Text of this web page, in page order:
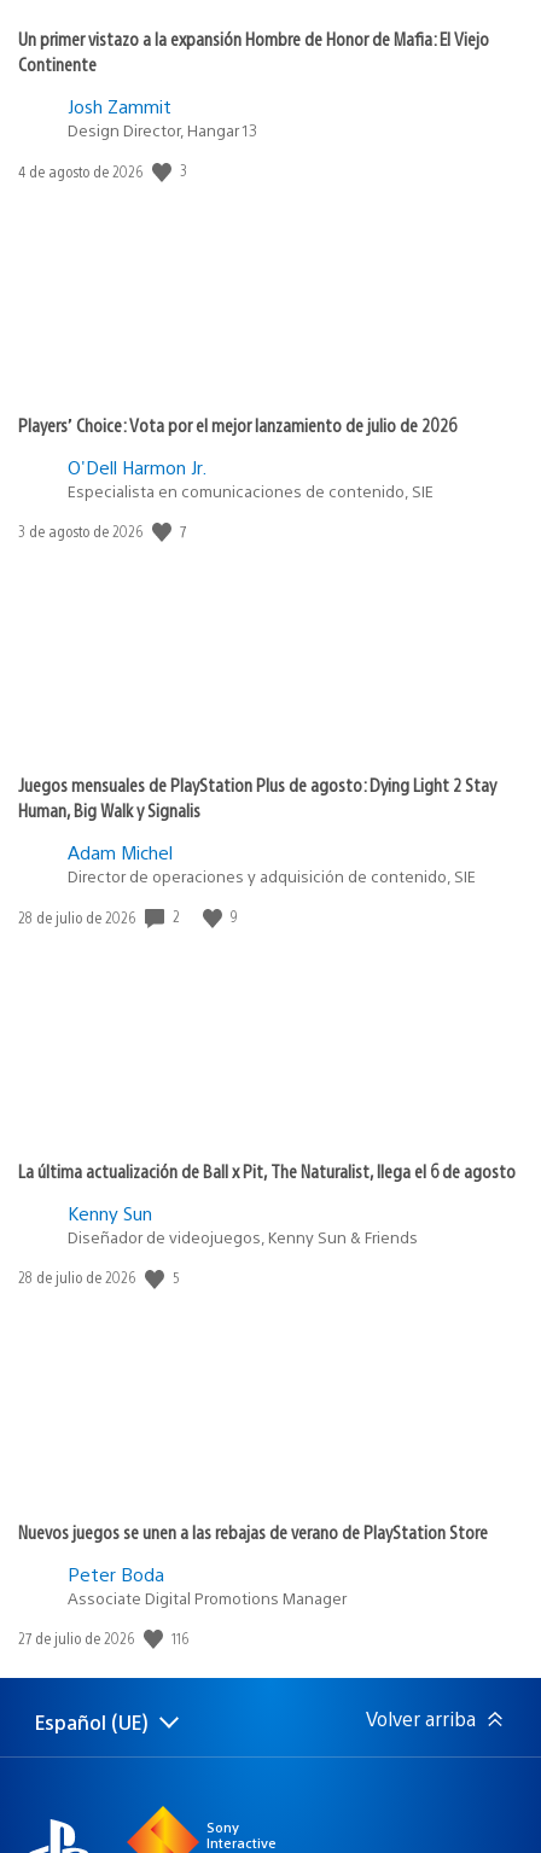
Un primer vistazo a la expansión Hombre de Honor de Mafia: El Viejo
Continente
Josh Zammit
Design Director, Hangar 13
Fecha
4 de agosto de 2026 3
Players’ Choice: Vota por el mejor lanzamiento de julio de 2026
O'Dell Harmon Jr.
Especialista en comunicaciones de contenido, SIE
Fecha
3 de agosto de 2026 7
Juegos mensuales de PlayStation Plus de agosto: Dying Light 2 Stay
Human, Big Walk y Signalis
Adam Michel
Director de operaciones y adquisición de contenido, SIE
Fecha
28 de julio de 2026 2 9
La última actualización de Ball x Pit, The Naturalist, llega el 6 de agosto
Kenny Sun
Diseñador de videojuegos, Kenny Sun & Friends
Fecha
28 de julio de 2026 5
Nuevos juegos se unen a las rebajas de verano de PlayStation Store
Peter Boda
Associate Digital Promotions Manager
Fecha
publicación:
27 de julio de 2026 116
Selecciona
una
Región
actual:
Español (UE) Volver arriba
Sony
Interactive